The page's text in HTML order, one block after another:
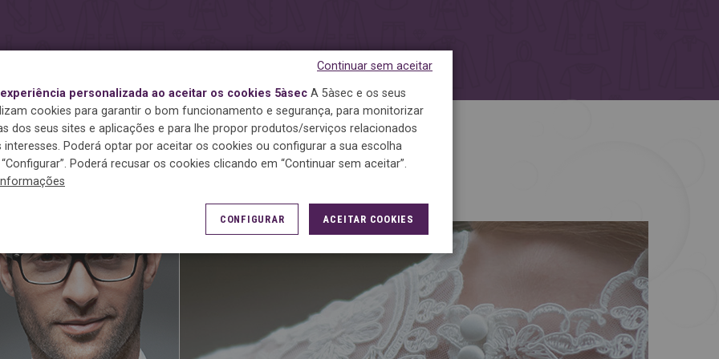
de tempo. social e ambiental.
OS NOSSOS SERVIÇOS
personalizada ao aceitar os cookies 5àsec A 5àsec e os seus
cookies para garantir o bom funcionamento e segurança, para monitorizar
dos seus sites e aplicações e para lhe propor produtos/serviços relacionados
interesses. Poderá optar por aceitar os cookies ou configurar a sua escolha
Poderá recusar os cookies clicando em “Continuar sem aceitar”.
ACEITAR COOKIES
CONFIGURAR
Continuar sem aceitar